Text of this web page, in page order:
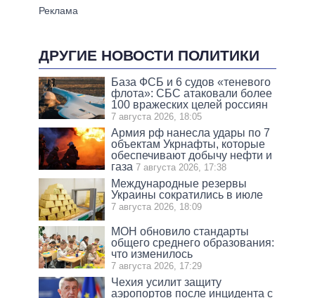
ДРУГИЕ НОВОСТИ ПОЛИТИКИ
База ФСБ и 6 судов «теневого
флота»: СБС атаковали более
100 вражеских целей россиян
7 августа 2026, 18:05
Армия рф нанесла удары по 7
объектам Укрнафты, которые
обеспечивают добычу нефти и
газа 7 августа 2026, 17:38
Международные резервы
Украины сократились в июле
7 августа 2026, 18:09
МОН обновило стандарты
общего среднего образования:
что изменилось
7 августа 2026, 17:29
Чехия усилит защиту
аэропортов после инцидента с